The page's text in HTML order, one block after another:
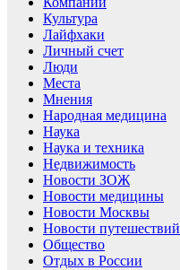
Культура
Лайфхаки
Личный счет
Люди
Места
Мнения
Народная медицина
Наука
Наука и техника
Недвижимость
Новости ЗОЖ
Новости медицины
Новости Москвы
Новости путешествий
Общество
Отдых в России